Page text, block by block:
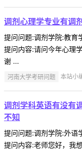
调剂心理学专业有调
提问问题:调剂学院:教
提问内容:请问今年心理
谢 ...
河南大学考研问题 本站小
调剂学科英语有没有
不知
提问问题:调剂学院:外
提问内容:老师您好，我